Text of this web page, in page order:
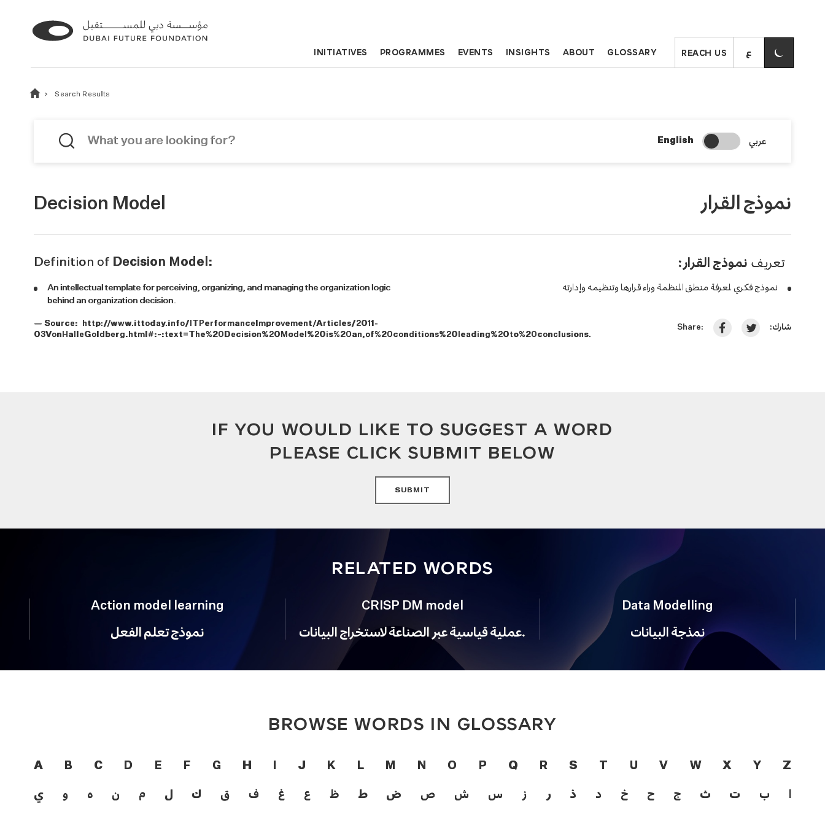
INITIATIVES PROGRAMMES EVENTS INSIGHTS ABOUT GLOSSARY REACH US
Search Results
English Change Search Language
عربي
Decision Model
Definition of Decision Model:
An intellectual template for perceiving, organizing, and managing the organization logic
behind an organization decision.
نموذج القرار
تعريف نموذج القرار:
نموذج فكري لمعرفة منطق المنظمة وراء قرارها وتنظيمه وإدارته
— Source: http://www.ittoday.info/ITPerformanceImprovement/Articles/2011-
03VonHalleGoldberg.html#:~:text=The%20Decision%20Model%20is%20an,of%20conditions%20leading%20to%20conclusions.
Share: شارك:
IF YOU WOULD LIKE TO SUGGEST A WORD
PLEASE CLICK SUBMIT BELOW
SUBMIT
RELATED WORDS
Action model learning
نموذج تعلم الفعل
CRISP DM model
عملية قياسية عبر الصناعة لاستخراج البيانات.
Data Modelling
نمذجة البيانات
BROWSE WORDS IN GLOSSARY
A B C D E F G H J K L M N O P Q R S T U V W X Y Z
ا ب ت ث ج ح خ د ذ ر ز س ش ص ض ط ظ ع غ ف ق ك ل م ن ه و ي